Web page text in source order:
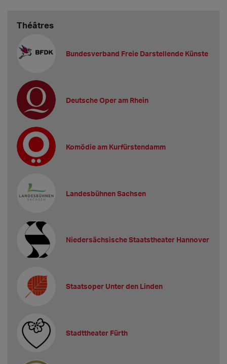
Théâtres
Bundesverband Freie Darstellende Künste
Deutsche Oper am Rhein
Komödie am Kurfürstendamm
Landesbühnen Sachsen
Niedersächsische Staatstheater Hannover
Staatsoper Unter den Linden
Stadttheater Fürth